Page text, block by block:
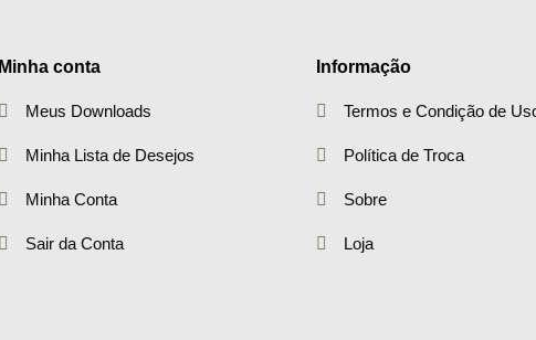
Minha conta
Meus Downloads
Minha Lista de Desejos
Minha Conta
Sair da Conta
Informação
Termos e Condição de
Política de Troca
Sobre
Loja